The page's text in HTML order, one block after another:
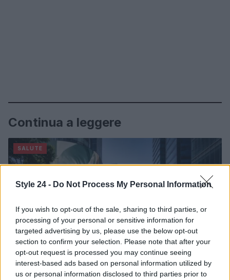
Style 24 - Do Not Process My Personal Information
If you wish to opt-out of the sale, sharing to third parties, or
processing of your personal or sensitive information for
targeted advertising by us, please use the below opt-out
section to confirm your selection. Please note that after your
opt-out request is processed you may continue seeing
interest-based ads based on personal information utilized by
us or personal information disclosed to third parties prior to
Continua a leggere
SALUTE